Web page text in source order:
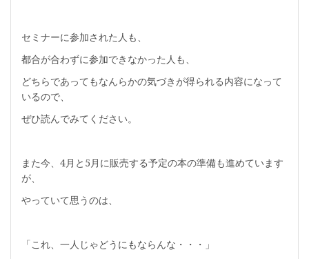
セミナーに参加された人も、
都合が合わずに参加できなかった人も、
どちらであってもなんらかの気づきが得られる内容になって
いるので、
ぜひ読んでみてください。
また今、4月と5月に販売する予定の本の準備も進めています
が、
やっていて思うのは、
「これ、一人じゃどうにもならんな・・・」